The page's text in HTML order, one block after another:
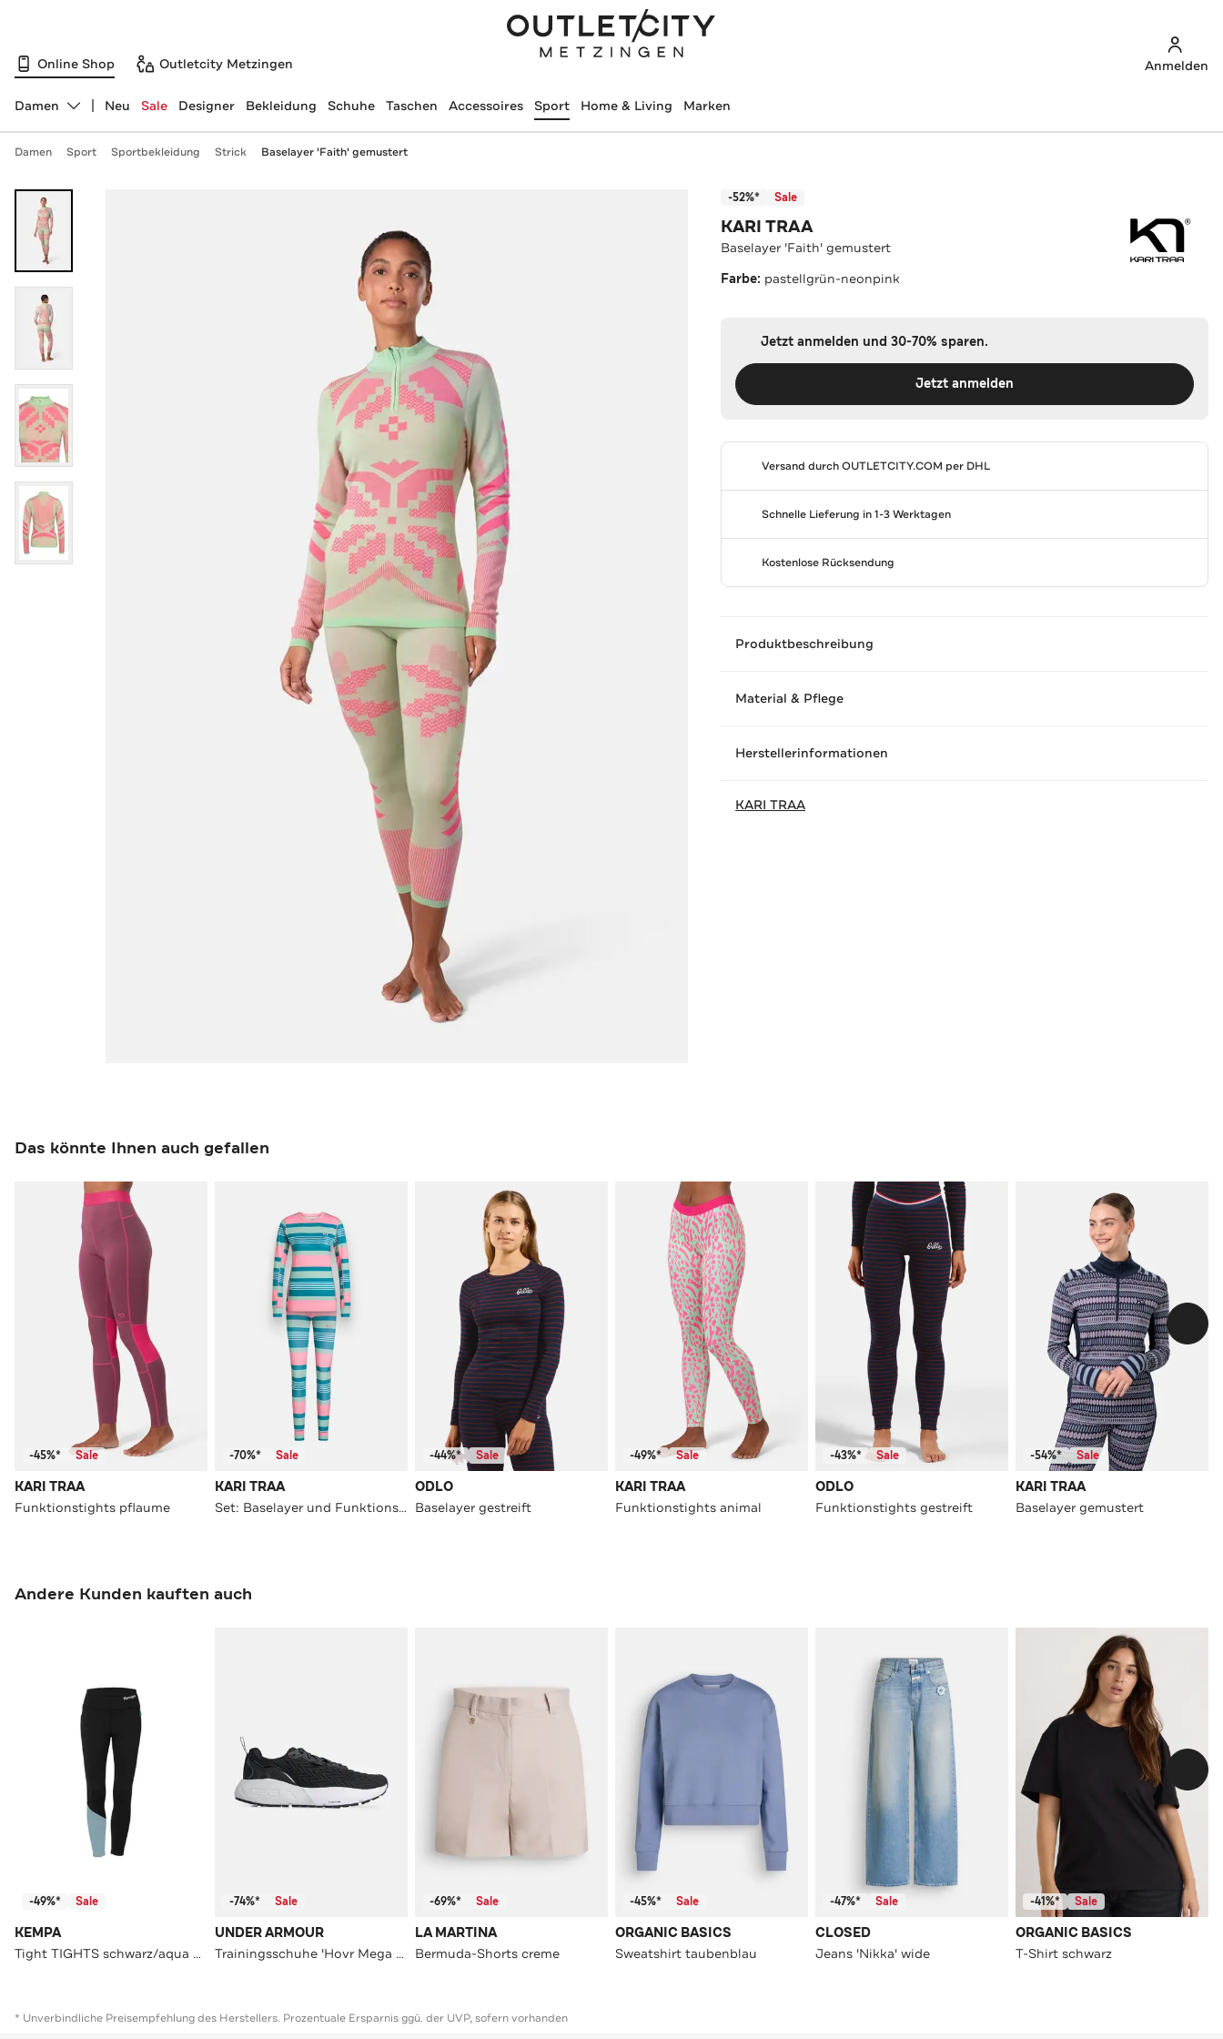
Online Shop Outletcity Metzingen Anmelden
Abteilung ändern, ausgewählt:
Damen Neu Sale Designer Bekleidung Schuhe Taschen Accessoires Sport Home & Living Marken
Damen Sport Sportbekleidung Strick Baselayer 'Faith' gemustert
-52%* Sale
KARI TRAA
Baselayer 'Faith' gemustert
Farbe: pastellgrün-neonpink
Jetzt anmelden und 30-70% sparen.
Jetzt anmelden
Versand durchOUTLETCITY.COM per DHL
Schnelle Lieferung in 1-3 Werktagen
Kostenlose Rücksendung
Produktbeschreibung
Material & Pflege
Herstellerinformationen
KARI TRAA
Das könnte Ihnen auch gefallen
-45%* Sale
KARI TRAA
Funktionstights pflaume
-70%* Sale
KARI TRAA
Set: Baselayer und Funktionstights gemustert
-44%* Sale
ODLO
Baselayer gestreift
-49%* Sale
KARI TRAA
Funktionstights animal
-43%* Sale
ODLO
Funktionstights gestreift
-54%* Sale
KARI TRAA
Baselayer gemustert
Andere Kunden kauften auch
-49%* Sale
KEMPA
Tight TIGHTS schwarz/aqua Slim
-74%* Sale
UNDER ARMOUR
Trainingsschuhe 'Hovr Mega 3 Clone' schwarz
-69%* Sale
LA MARTINA
Bermuda-Shorts creme
-45%* Sale
ORGANIC BASICS
Sweatshirt taubenblau
-47%* Sale
CLOSED
Jeans 'Nikka' wide
-41%* Sale
ORGANIC BASICS
T-Shirt schwarz
* Unverbindliche Preisempfehlung des Herstellers. Prozentuale Ersparnis ggü. der UVP, sofern vorhanden